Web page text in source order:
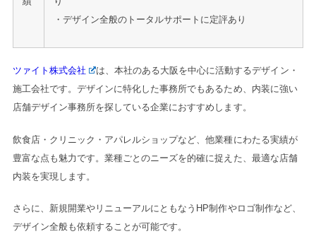
・デザイン全般のトータルサポートに定評あり
ツァイト株式会社
は、本社のある大阪を中心に活動するデザイン・
施工会社です。デザインに特化した事務所でもあるため、内装に強い
店舗デザイン事務所を探している企業におすすめします。
飲食店・クリニック・アパレルショップなど、他業種にわたる実績が
豊富な点も魅力です。業種ごとのニーズを的確に捉えた、最適な店舗
内装を実現します。
さらに、新規開業やリニューアルにともなうHP制作やロゴ制作など、
デザイン全般も依頼することが可能です。